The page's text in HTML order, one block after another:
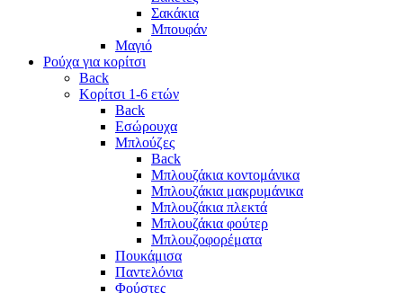
Σακάκια
Μπουφάν
Μαγιό
Ρούχα για κορίτσι
Back
Κορίτσι 1-6 ετών
Back
Εσώρουχα
Μπλούζες
Back
Μπλουζάκια κοντομάνικα
Μπλουζάκια μακρυμάνικα
Μπλουζάκια πλεκτά
Μπλουζάκια φούτερ
Μπλουζοφορέματα
Πουκάμισα
Παντελόνια
Φούστες